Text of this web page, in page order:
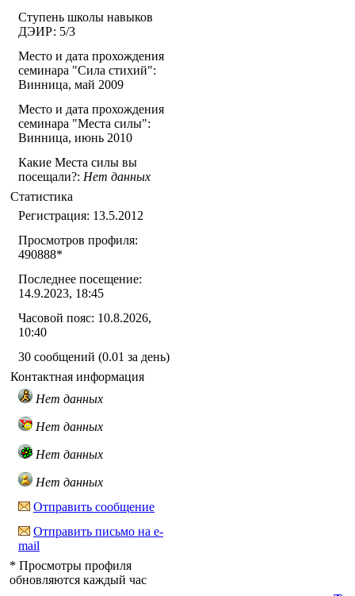
Ступень школы навыков
ДЭИР: 5/3
Место и дата прохождения
семинара "Сила стихий":
Винница, май 2009
Место и дата прохождения
семинара "Места силы":
Винница, июнь 2010
Какие Места силы вы
посещали?: Нет данных
Статистика
Регистрация: 13.5.2012
Просмотров профиля:
490888*
Последнее посещение:
14.9.2023, 18:45
Часовой пояс: 10.8.2026,
10:40
30 сообщений (0.01 за день)
Контактная информация
Нет данных
Нет данных
Нет данных
Нет данных
Отправить сообщение
Отправить письмо на e-
mail
* Просмотры профиля
обновляются каждый час